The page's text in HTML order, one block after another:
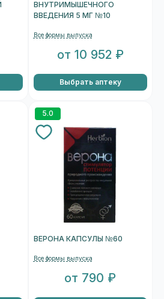
ВНУТРИМЫШЕЧНОГО
ВВЕДЕНИЯ 5 МГ №10
Все формы выпуска
от 10 952 ₽
Выбрать аптеку
5.0
ВЕРОНА КАПСУЛЫ №60
Все формы выпуска
от 790 ₽